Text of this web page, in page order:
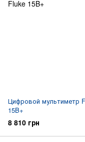
Цифровой мультиметр
15B+
8 810 грн